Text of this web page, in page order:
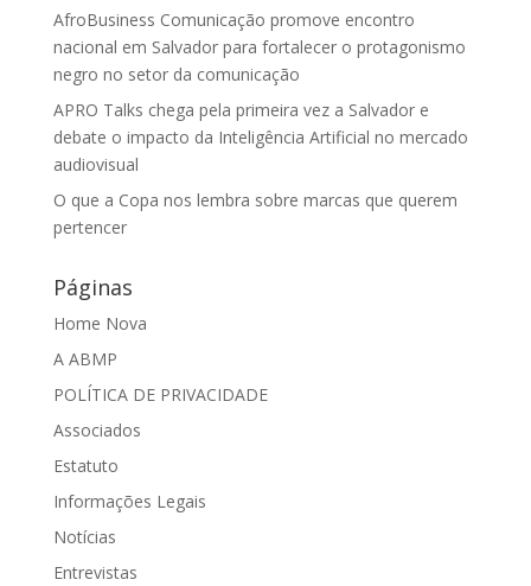
AfroBusiness Comunicação promove encontro
nacional em Salvador para fortalecer o protagonismo
negro no setor da comunicação
APRO Talks chega pela primeira vez a Salvador e
debate o impacto da Inteligência Artificial no mercado
audiovisual
O que a Copa nos lembra sobre marcas que querem
pertencer
Páginas
Home Nova
A ABMP
POLÍTICA DE PRIVACIDADE
Associados
Estatuto
Informações Legais
Notícias
Entrevistas